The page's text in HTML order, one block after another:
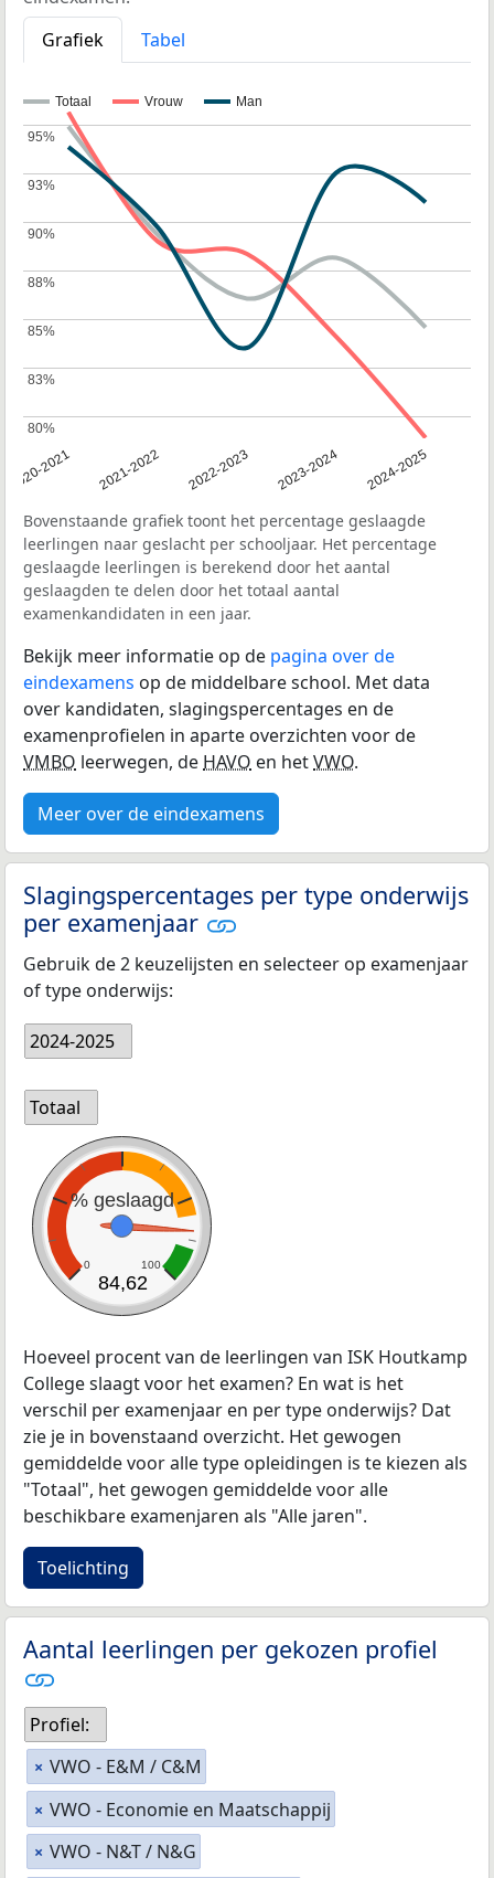
Grafiek
Tabel
Totaal Vrouw Man
2020-2021 2021-2022 2022-2023 2023-2024 2024-2025
80%
80%
83%
83%
85%
85%
88%
88%
90%
90%
93%
93%
95%
95%
Bovenstaande grafiek toont het percentage geslaagde
leerlingen naar geslacht per schooljaar. Het percentage
geslaagde leerlingen is berekend door het aantal
geslaagden te delen door het totaal aantal
examenkandidaten in een jaar.
Bekijk meer informatie op de pagina over de
eindexamens op de middelbare school. Met data
over kandidaten, slagingspercentages en de
examenprofielen in aparte overzichten voor de
VMBO leerwegen, de HAVO en hetVWO.
Meer over de eindexamens
Slagingspercentages per type onderwijs
per examenjaar
Gebruik de 2 keuzelijsten en selecteer op examenjaar
of type onderwijs:
2024-2025
Totaal
% geslaagd
0 100
84,62
Hoeveel procent van de leerlingen van ISK Houtkamp
College slaagt voor het examen? En wat is het
verschil per examenjaar en per type onderwijs? Dat
zie je in bovenstaand overzicht. Het gewogen
gemiddelde voor alle type opleidingen is te kiezen als
"Totaal", het gewogen gemiddelde voor alle
beschikbare examenjaren als "Alle jaren".
Toelichting
Aantal leerlingen per gekozen profiel
Profiel:
× VWO - E&M / C&M
× VWO - Economie en Maatschappij
× VWO - N&T / N&G